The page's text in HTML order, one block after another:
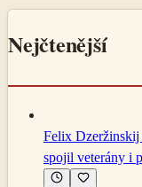
Nejčtenější
Felix
spojil veterány i